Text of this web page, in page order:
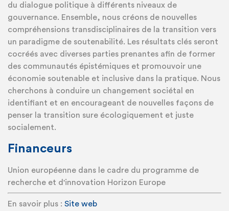
du dialogue politique à différents niveaux de
gouvernance. Ensemble, nous créons de nouvelles
compréhensions transdisciplinaires de la transition vers
un paradigme de soutenabilité. Les résultats clés seront
cocréés avec diverses parties prenantes afin de former
des communautés épistémiques et promouvoir une
économie soutenable et inclusive dans la pratique. Nous
cherchons à conduire un changement sociétal en
identifiant et en encourageant de nouvelles façons de
penser la transition sure écologiquement et juste
socialement.
Financeurs
Union européenne dans le cadre du programme de
recherche et d'innovation Horizon Europe
En savoir plus : Site web